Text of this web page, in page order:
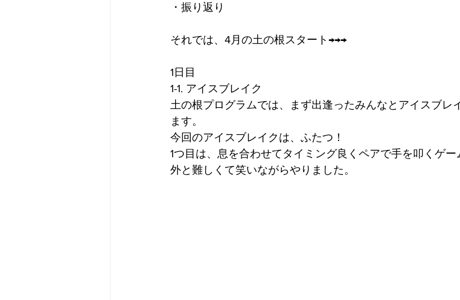
・振り返り
それでは、4月の土の根スタート→→→
1日目
1-1. アイスブレイク
土の根プログラムでは、まず出逢ったみんなとアイスブレ
ます。
今回のアイスブレイクは、ふたつ！
1つ目は、息を合わせてタイミング良くペアで手を叩くゲ
外と難しくて笑いながらやりました。